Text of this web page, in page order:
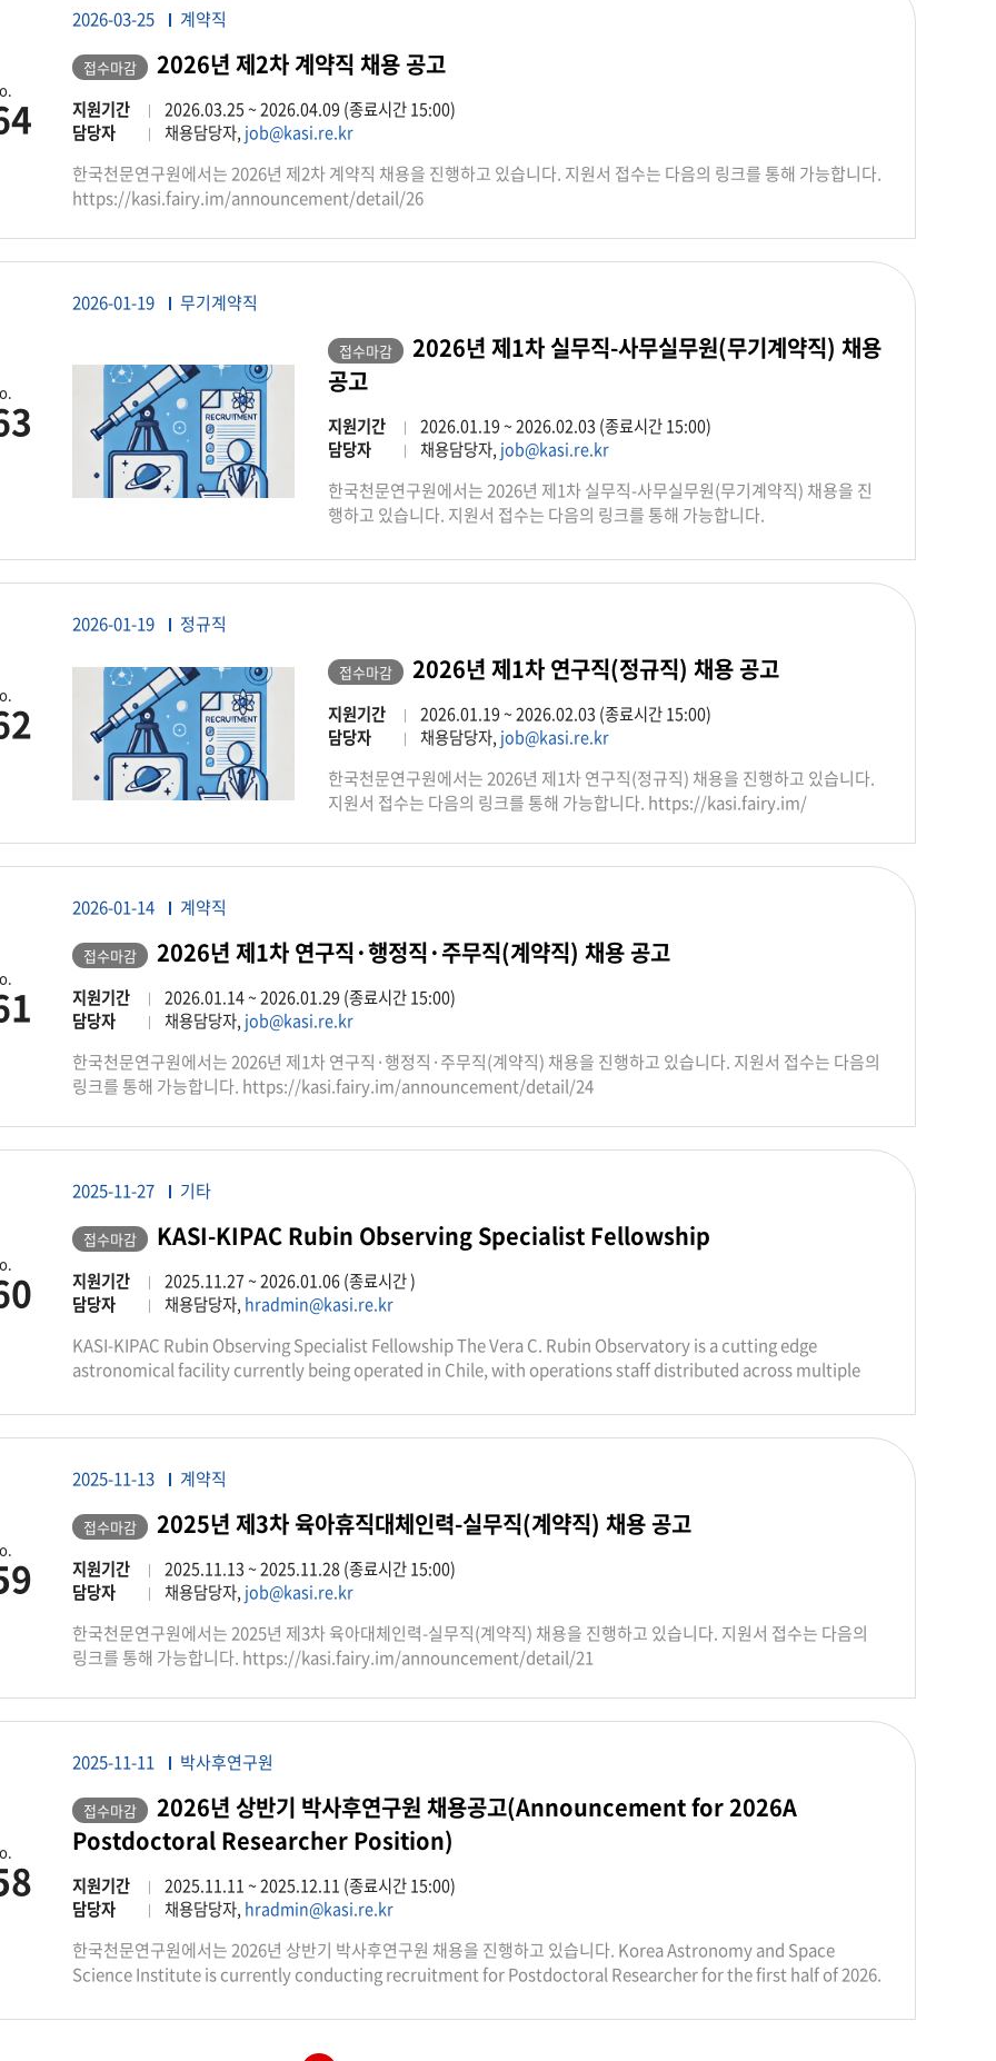
2026-03-25 계약직
접수마감 2026년 제2차 계약직 채용 공고
지원기간
2026.03.25 ~ 2026.04.09 (종료시간 15:00)
담당자
채용담당자, job@kasi.re.kr
한국천문연구원에서는 2026년 제2차 계약직 채용을 진행하고 있습니다. 지원서 접수는 다음의 링크를 통해 가능합니다.
https://kasi.fairy.im/announcement/detail/26
2026-01-19 무기계약직
접수마감
2026년 제1차 실무직-사무실무원(무기계약직) 채용
공고
지원기간
2026.01.19 ~ 2026.02.03 (종료시간 15:00)
담당자
채용담당자, job@kasi.re.kr
한국천문연구원에서는 2026년 제1차 실무직-사무실무원(무기계약직) 채용을 진
행하고 있습니다. 지원서 접수는 다음의 링크를 통해 가능합니다.
2026-01-19 정규직
접수마감 2026년 제1차 연구직(정규직) 채용 공고
지원기간
2026.01.19 ~ 2026.02.03 (종료시간 15:00)
담당자
채용담당자, job@kasi.re.kr
한국천문연구원에서는 2026년 제1차 연구직(정규직) 채용을 진행하고 있습니다.
지원서 접수는 다음의 링크를 통해 가능합니다. https://kasi.fairy.im/
2026-01-14 계약직
접수마감 2026년 제1차 연구직·행정직·주무직(계약직) 채용 공고
지원기간
2026.01.14 ~ 2026.01.29 (종료시간 15:00)
담당자
채용담당자, job@kasi.re.kr
한국천문연구원에서는 2026년 제1차 연구직·행정직·주무직(계약직) 채용을 진행하고 있습니다. 지원서 접수는 다음의
링크를 통해 가능합니다. https://kasi.fairy.im/announcement/detail/24
2025-11-27 기타
접수마감 KASI-KIPAC Rubin Observing Specialist Fellowship
지원기간
2025.11.27 ~ 2026.01.06 (종료시간 )
담당자
채용담당자, hradmin@kasi.re.kr
KASI-KIPAC Rubin Observing Specialist Fellowship The Vera C. Rubin Observatory is a cutting edge
astronomical facility currently being operated in Chile, with operations staff distributed across multiple
Observatory will undertake the Legacy Survey of Space and Time (LSST) which will be one of the largest
and most comprehensive astronomy surveys of its kind. Rubin will enable countless discoveries in almost
every area of modern astronomical research—discoveries made possible by the team that built the Rubin
Observatory system, and by the global science community that Rubin Observatory serves. SLAC was the
lead lab for construction of the LSST Camera, and is continuing to provide scientific and technical support
for LSSTCam during Rubin survey operations as one of the two labs partnering in Rubin operations (along
with NSF NOIRLab). SLAC is also the host laboratory for the LSST Dark Energy Science Collaboration.
SLAC and Stanford are partners in the Kavli Institute for Particle Astrophysics and Cosmology, which hosts
cosmic dynamics, structure formation, galaxy formation, the physics of inflation, studies of and searches
for dark matter, interstellar medium physics, and studies of black holes, galaxies, clusters of galaxies, the
major facilities for research in astronomy and space science and to carry out various scientific researches
the-art instrumentation. KASI and SLAC are collaborating on the support of Rubin Observatory operations
through the Rubin in-kind program. Together, KIPAC and KASI invite you to apply for a 4-year
postdoctoral research position at Rubin Observatory and Stanford, with the possibility of a further two
years extension resident at KASI. For the first two years, after a brief training period at SLAC, you will be a
Rubin “Observing Specialist” resident in Chile, working in a diverse team to operate the Simonyi Survey
on technical work and image diagnostics, and with a common duty of operating the Rubin
instrumentation during nighttime. You will then spend two years at KIPAC, exploiting the deep
support). After this initial 4-year term, you will have the choice to work at KASI following an application for
2025-11-13 계약직
접수마감 2025년 제3차 육아휴직대체인력-실무직(계약직) 채용 공고
지원기간
2025.11.13 ~ 2025.11.28 (종료시간 15:00)
담당자
채용담당자, job@kasi.re.kr
한국천문연구원에서는 2025년 제3차 육아대체인력-실무직(계약직) 채용을 진행하고 있습니다. 지원서 접수는 다음의
링크를 통해 가능합니다. https://kasi.fairy.im/announcement/detail/21
2025-11-11 박사후연구원
접수마감
2026년 상반기 박사후연구원 채용공고(Announcement for 2026A
Postdoctoral Researcher Position)
지원기간
2025.11.11 ~ 2025.12.11 (종료시간 15:00)
담당자
채용담당자, hradmin@kasi.re.kr
한국천문연구원에서는 2026년 상반기 박사후연구원 채용을 진행하고 있습니다. Korea Astronomy and Space
Science Institute is currently conducting recruitment for Postdoctoral Researcher for the first half of 2026.
your application via the following link: https://kasi.fairy.im/announcement/detail/19